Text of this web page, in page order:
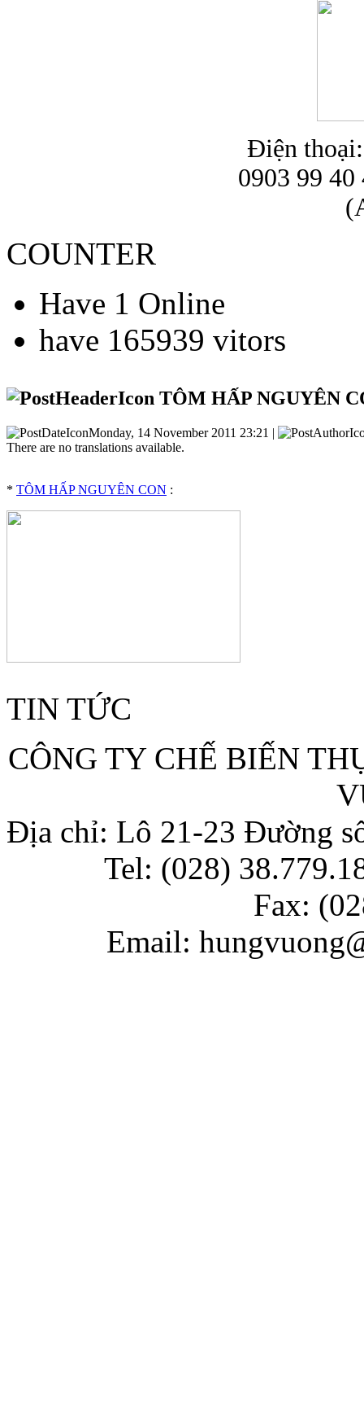
Điện
0903 99 40
COUNTER
Have 1 Online
have 165939 vitors
TÔM HẤP NGUYÊN
Monday, 14 November 2011 23:21 |
There are no translations available.
* TÔM HẤP NGUYÊN CON :
TIN TỨC
CÔNG TY CHẾ BIẾN
Địa chỉ: Lô 21-23 Đường
Tel: (028)
Fax: (
Email: